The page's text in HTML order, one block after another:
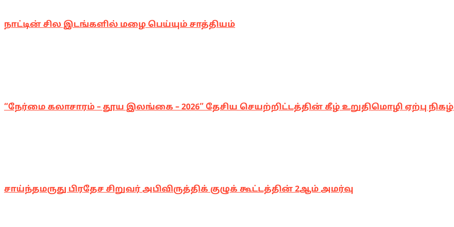
நாட்டின் சில இடங்களில் மழை பெய்யும் சாத்தியம்
“நேர்மை கலாசாரம் – தூய இலங்கை – 2026” தேசிய செயற்றிட்டத்தின் கீழ் உறுதிமொழி ஏற்பு
சாய்ந்தமருது பிரதேச சிறுவர் அபிவிருத்திக் குழுக் கூட்டத்தின் 2ஆம் அமர்வு